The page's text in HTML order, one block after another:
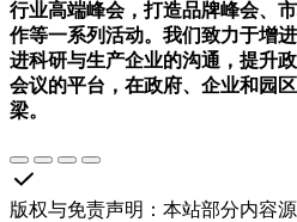
行业高端峰会，打造品牌峰会、
作等一系列活动。我们致力于增
进科研与生产企业的沟通，提升
会议的平台，在政府、企业和园
梁。
版权与免责声明 ： 本站部分内容